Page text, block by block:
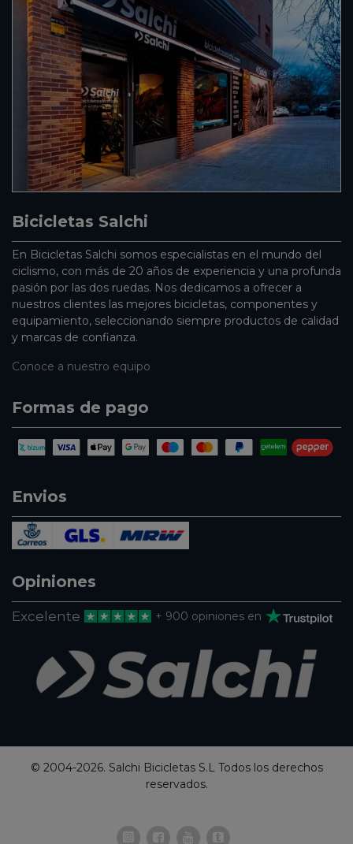
Bicicletas Salchi
En Bicicletas Salchi somos especialistas en el mundo del
ciclismo, con más de 20 años de experiencia y una profunda
pasión por las dos ruedas. Nos dedicamos a ofrecer a
nuestros clientes las mejores bicicletas, componentes y
equipamiento, seleccionando siempre productos de calidad
y marcas de confianza.
Conoce a nuestro equipo
Formas de pago
Envios
Opiniones
Excelente + 900 opiniones en
© 2004-2026. Salchi Bicicletas S.L Todos los derechos
reservados.